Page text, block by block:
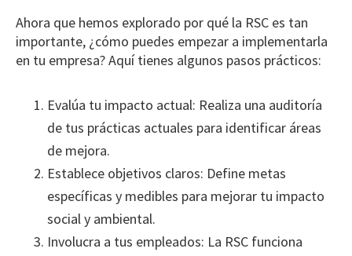
Ahora que hemos explorado por qué la RSC es tan
importante, ¿cómo puedes empezar a implementarla
en tu empresa? Aquí tienes algunos pasos prácticos:
Evalúa tu impacto actual: Realiza una auditoría
de tus prácticas actuales para identificar áreas
de mejora.
Establece objetivos claros: Define metas
específicas y medibles para mejorar tu impacto
social y ambiental.
Involucra a tus empleados: La RSC funciona